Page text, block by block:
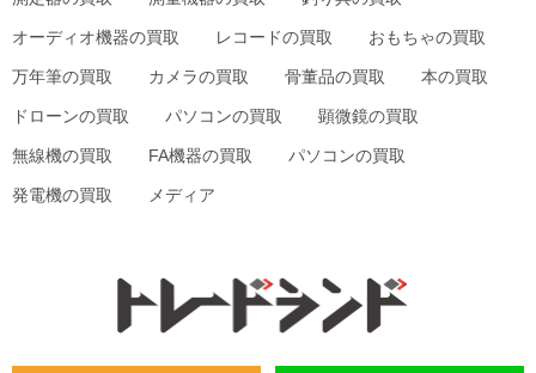
オーディオ機器の買取 レコードの買取 おもちゃの買取
万年筆の買取 カメラの買取 骨董品の買取 本の買取
ドローンの買取 パソコンの買取 顕微鏡の買取
無線機の買取 FA機器の買取 パソコンの買取
発電機の買取 メディア